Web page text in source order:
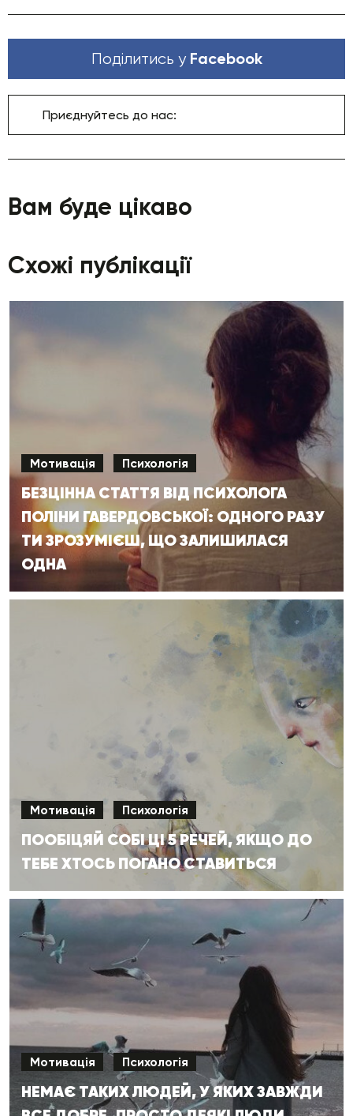
Поділитись у Facebook
Приєднуйтесь до нас:
Вам буде цікаво
Схожі публікації
Мотивація Психологія
БЕЗЦІННА СТАТТЯ ВІД ПСИХОЛОГА
ПОЛІНИ ГАВЕРДОВСЬКОЇ: ОДНОГО РАЗУ
ТИ ЗРОЗУМІЄШ, ЩО ЗАЛИШИЛАСЯ
ОДНА
Мотивація Психологія
ПООБІЦЯЙ СОБІ ЦІ 5 РЕЧЕЙ, ЯКЩО ДО
ТЕБЕ ХТОСЬ ПОГАНО СТАВИТЬСЯ
Мотивація Психологія
НЕМАЄ ТАКИХ ЛЮДЕЙ, У ЯКИХ ЗАВЖДИ